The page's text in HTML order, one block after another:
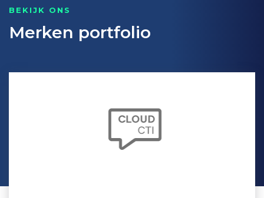
BEKIJK ONS
Merken portfolio